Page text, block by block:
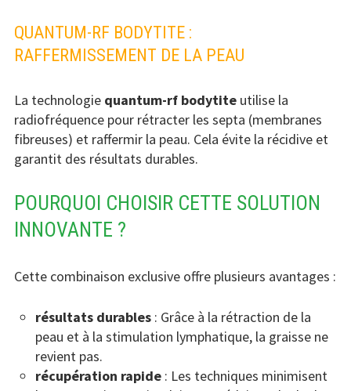
QUANTUM-RF BODYTITE :
RAFFERMISSEMENT DE LA PEAU
La technologie quantum-rf bodytiteutilise la
radiofréquence pour rétracter les septa (membranes
fibreuses) et raffermir la peau. Cela évite la récidive et
garantit des résultats durables.
POURQUOI CHOISIR CETTE SOLUTION
INNOVANTE ?
Cette combinaison exclusive offre plusieurs avantages :
résultats durables: Grâce à la rétraction de la
peau et à la stimulation lymphatique, la graisse ne
revient pas.
récupération rapide: Les techniques minimisent